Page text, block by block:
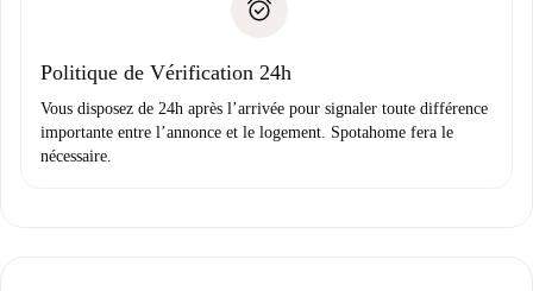
Justificatif de solvabilité
uniquement si aucun problème n'est signalé.
Politique de Vérification 24h
Vous disposez de 24h après l’arrivée pour signaler toute différence
importante entre l’annonce et le logement. Spotahome fera le
nécessaire.